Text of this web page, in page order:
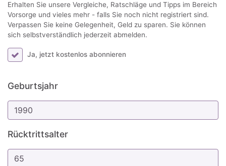
Erhalten Sie unsere Vergleiche, Ratschläge und Tipps im Bereich
Vorsorge und vieles mehr - falls Sie noch nicht registriert sind.
Verpassen Sie keine Gelegenheit, Geld zu sparen. Sie können
sich selbstverständlich jederzeit abmelden.
Ja, jetzt kostenlos abonnieren
Geburtsjahr
Rücktrittsalter